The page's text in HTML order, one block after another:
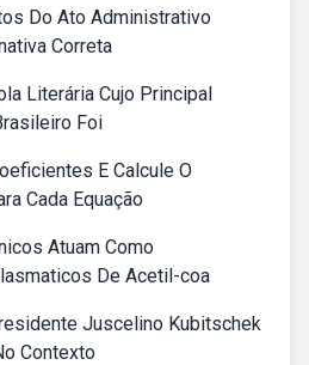
Do Ato Administrativo
Correta
Literária Cujo Principal
Foi
E Calcule O
Cada Equação
Atuam Como
De Acetil-coa
Juscelino Kubitschek
Contexto